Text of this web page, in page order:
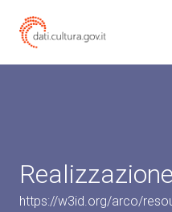
https://w3id.org/arco/